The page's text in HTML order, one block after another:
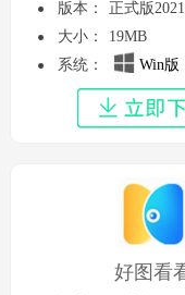
版本：
正式版
大小：
19MB
系统：
Win版
好图看